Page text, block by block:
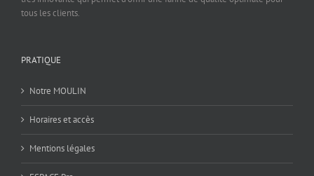
tous les clients.
PRATIQUE
Notre MOULIN
Horaires et accès
Mentions légales